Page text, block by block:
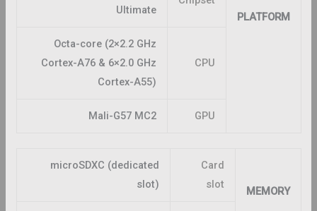
PLATFORM
Ultimate
CPU
Octa-core (2×2.2 GHz
Cortex-A76 & 6×2.0 GHz
Cortex-A55)
GPU
Mali-G57 MC2
MEMORY
Card
slot
microSDXC (dedicated
slot)